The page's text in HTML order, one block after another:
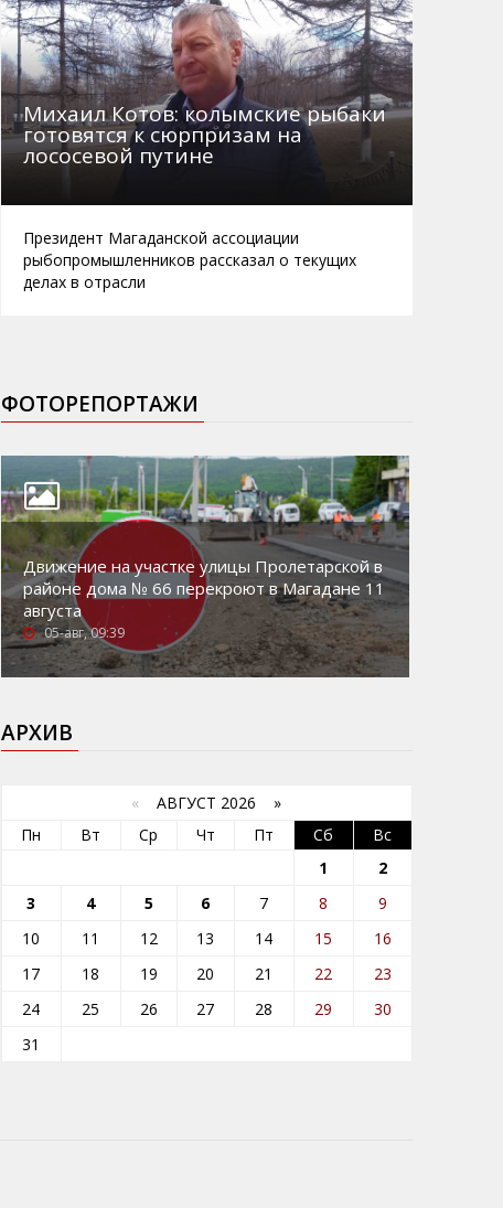
Михаил Котов: колымские рыбаки
готовятся к сюрпризам на
лососевой путине
Президент Магаданской ассоциации
рыбопромышленников рассказал о текущих
делах в отрасли
ФОТОРЕПОРТАЖИ
Движение на участке улицы Пролетарской в
районе дома № 66 перекроют в Магадане 11
августа
05-авг, 09:39
АРХИВ
« АВГУСТ 2026 »
Пн
Вт Ср Чт Пт Сб
Вс
1
2
3
4 5 6 7 8
9
10
11 12 13 14 15
16
17
18 19 20 21 22
23
24
25 26 27 28 29
30
31